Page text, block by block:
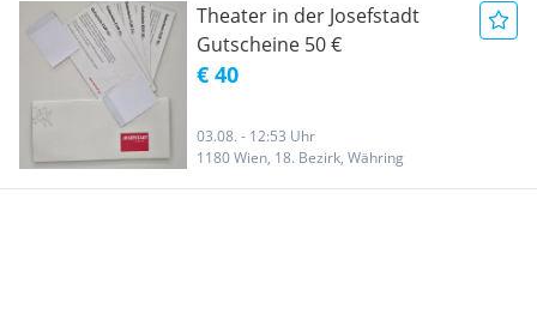
Theater in der Josefstadt
Gutscheine 50 €
€ 40
03.08. - 12:53 Uhr
1180 Wien, 18. Bezirk, Währing